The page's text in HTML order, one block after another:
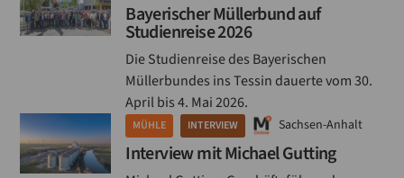
Bayerischer Müllerbund auf
Studienreise 2026
Die Studienreise des Bayerischen
Müllerbundes ins Tessin dauerte vom 30.
April bis 4. Mai 2026.
MÜHLE INTERVIEW Sachsen-Anhalt
Interview mit Michael Gutting